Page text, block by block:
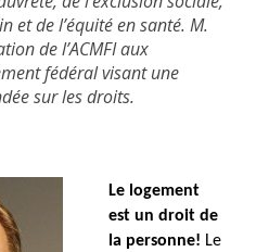
et de l’équité en santé. M.
de l’ACMFI aux
fédéral visant une
sur les droits.
Le logement
est un droit de
la personne! Le